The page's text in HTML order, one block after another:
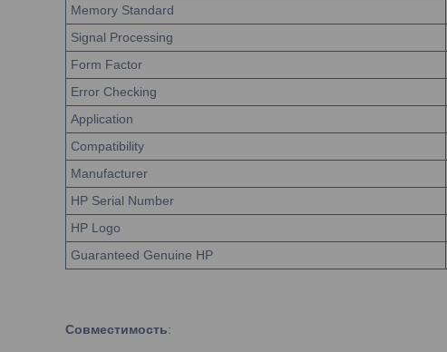
Memory Standard
Signal Processing
Form Factor
Error Checking
Application
Compatibility
Manufacturer
HP Serial Number
HP Logo
Guaranteed Genuine HP
Совместимость: